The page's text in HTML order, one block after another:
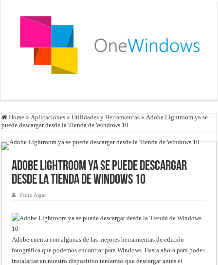
Home » Aplicaciones » Utilidades y Herramientas » Adobe Lightroom ya se
puede descargar desde la Tienda de Windows 10
Adobe Lightroom ya se puede descargar
desde la Tienda de Windows 10
Pedro Algar
Adobe cuenta con algunas de las mejores herramientas de edición
fotográfica que podemos encontrar para Windows. Hasta ahora para poder
instalarlas en nuestro dispositivo teníamos que descargar antes el